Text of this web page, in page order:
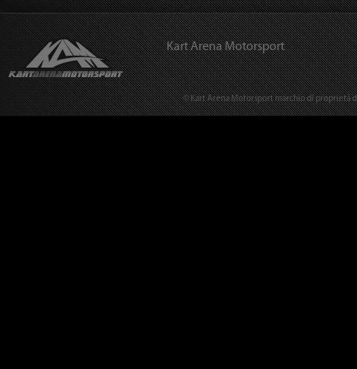
Kart Arena Motorsport
© Kart Arena Motorsport marchio di proprietà